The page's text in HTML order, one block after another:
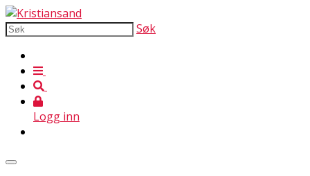
Søk
Logg inn